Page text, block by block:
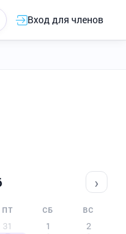
Вход для членов
›
ПТ СБ ВС
31 1
2